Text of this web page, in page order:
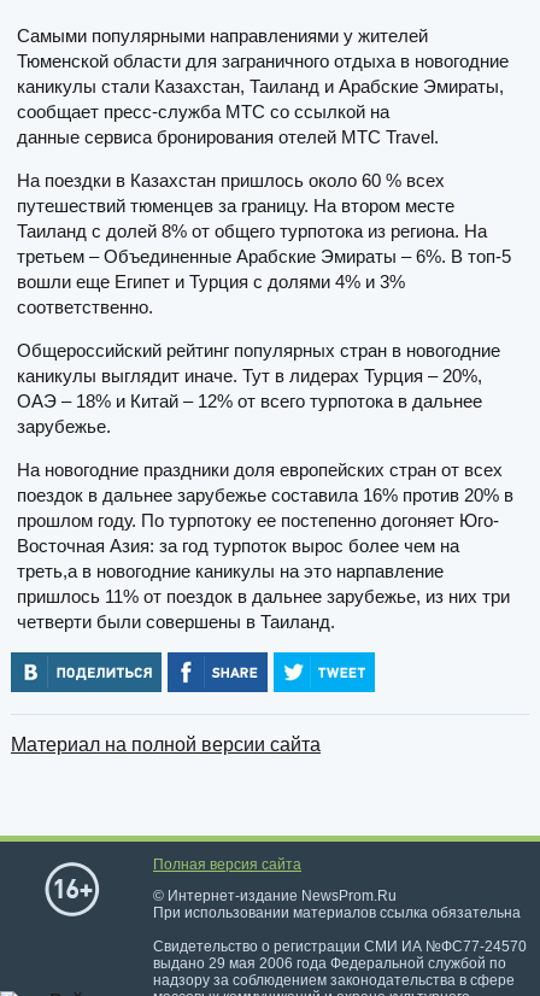
Самыми популярными направлениями у жителей
Тюменской области для заграничного отдыха в новогодние
каникулы стали Казахстан, Таиланд и Арабские Эмираты,
сообщает пресс-служба МТС со ссылкой на
данные сервиса бронирования отелей МТС Travel.
На поездки в Казахстан пришлось около 60 % всех
путешествий тюменцев за границу. На втором месте
Таиланд с долей 8% от общего турпотока из региона. На
третьем – Объединенные Арабские Эмираты – 6%. В топ-5
вошли еще Египет и Турция с долями 4% и 3%
соответственно.
Общероссийский рейтинг популярных стран в новогодние
каникулы выглядит иначе. Тут в лидерах Турция – 20%,
ОАЭ – 18% и Китай – 12% от всего турпотока в дальнее
зарубежье.
На новогодние праздники доля европейских стран от всех
поездок в дальнее зарубежье составила 16% против 20% в
прошлом году. По турпотоку ее постепенно догоняет Юго-
Восточная Азия: за год турпоток вырос более чем на
треть,а в новогодние каникулы на это нарпавление
пришлось 11% от поездок в дальнее зарубежье, из них три
четверти были совершены в Таиланд.
Материал на полной версии сайта
Полная версия сайта
© Интернет-издание NewsProm.Ru
При использовании материалов ссылка обязательна
Свидетельство о регистрации СМИ ИА №ФС77-24570
выдано 29 мая 2006 года Федеральной службой по
надзору за соблюдением законодательства в сфере